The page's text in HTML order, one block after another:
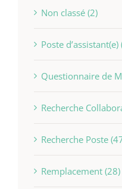
Non classé (2)
Poste d’assistant(e)
Questionnaire de
Recherche
Recherche Poste
Remplacement (28)